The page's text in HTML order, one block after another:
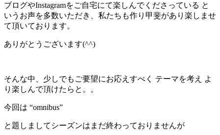
ブログやInstagramをご自宅にて楽しんでくださっている と
いうお声を多数いただき、私たちも作り甲斐があり楽しませ
て頂いております。
ありがとうございます(^^)
そんな中、少しでもご要望にお応えすべく テーマを考え よ
り楽しんで頂けたらと。。
今回は “omnibus”
と題しましてシーズンはまだ終わっておりませんが